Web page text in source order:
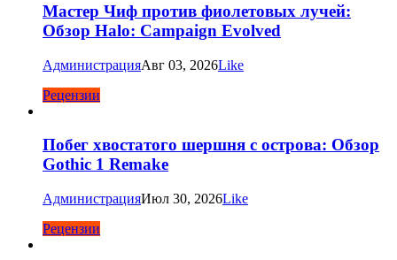
Мастер Чиф против фиолетовых лучей:
Обзор Halo: Campaign Evolved
АдминистрацияАвг 03, 2026Like
Рецензии
Побег хвостатого шершня с острова: Обзор
Gothic 1 Remake
АдминистрацияИюл 30, 2026Like
Рецензии